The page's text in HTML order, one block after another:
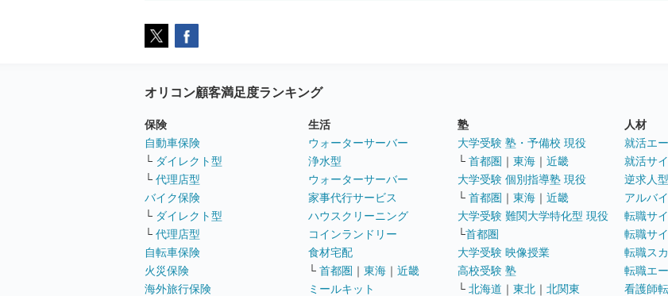
オリコン顧客満足度ランキング
保険
自動車保険
└ ダイレクト型
└ 代理店型
バイク保険
└ ダイレクト型
└ 代理店型
自転車保険
火災保険
海外旅行保険
生活
ウォーターサーバー
浄水型
ウォーターサーバー
家事代行サービス
ハウスクリーニング
コインランドリー
食材宅配
└ 首都圏 ｜ 東海 ｜ 近畿
ミールキット
塾
大学受験 塾・予備校 現役
└ 首都圏 ｜ 東海 ｜ 近畿
大学受験 個別指導塾 現役
└ 首都圏 ｜ 東海 ｜ 近畿
大学受験 難関大学特化型 現役
└首都圏
大学受験 映像授業
高校受験 塾
└ 北海道 ｜ 東北 ｜ 北関東
人材
就活エ
就活サ
逆求人
アルバ
転職サ
転職サ
転職ス
転職エ
看護師